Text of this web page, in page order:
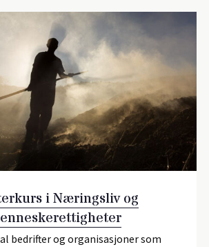
i Næringsliv og
bedrifter og organisasjoner som